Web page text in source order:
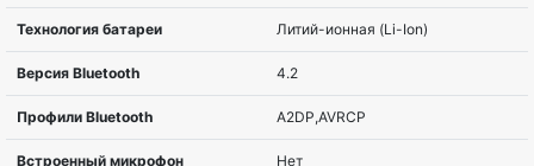
Совместимость с товаром